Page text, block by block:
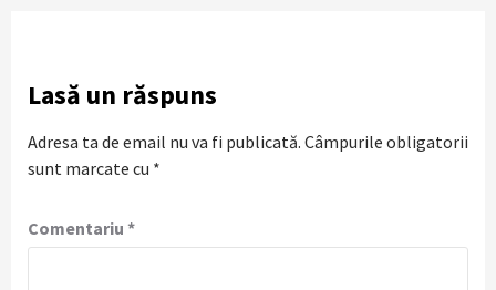
Lasă un răspuns
Adresa ta de email nu va fi publicată. Câmpurile obligatorii
sunt marcate cu *
Comentariu *